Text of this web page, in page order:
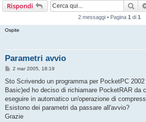
Rispondi
2 messaggi • Pagina 1 di 1
Ospite
Parametri avvio
M
s
a
g
i
o
2 mar 2005, 18:19
Sto Scrivendo un programma per PocketPC
Basic)ed ho deciso di richiamare PocketRAR da
eseguire in automatico un'operazione di
Esistono dei parametri da passare all'avvio?
Grazie